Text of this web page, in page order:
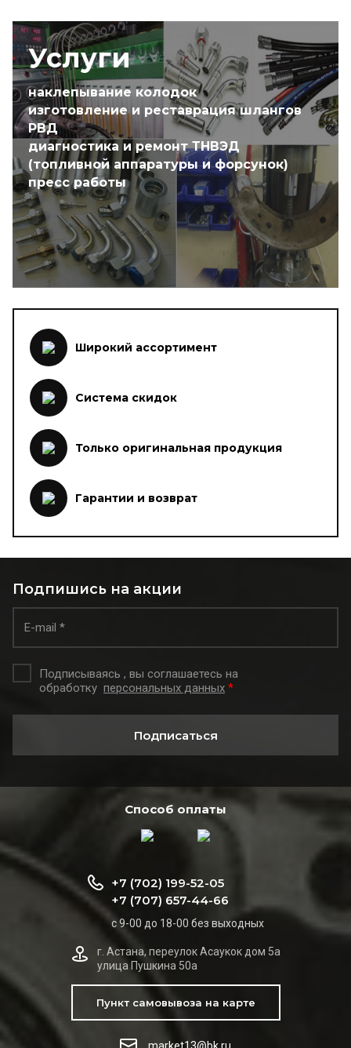
Услуги
наклепывание колодок
изготовление и реставрация шлангов
РВД
диагностика и ремонт ТНВЭД
(топливной аппаратуры и форсунок)
пресс работы
Широкий ассортимент
Система скидок
Только оригинальная продукция
Гарантии и возврат
Подпишись на акции
Подписываясь , вы соглашаетесь на
обработку персональных данных *
Подписаться
Способ оплаты
+7 (702) 199-52-05
+7 (707) 657-44-66
с 9-00 до 18-00 без выходных
г. Астана, переулок Асаукок дом 5а
улица Пушкина 50а
Пункт самовывоза на карте
market13@bk.ru